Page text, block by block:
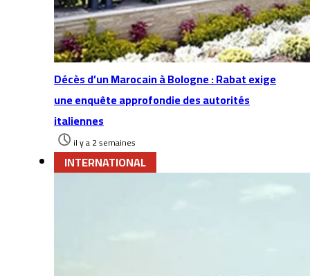
Décès d’un Marocain à Bologne : Rabat exige
une enquête approfondie des autorités
italiennes
il y a 2 semaines
INTERNATIONAL